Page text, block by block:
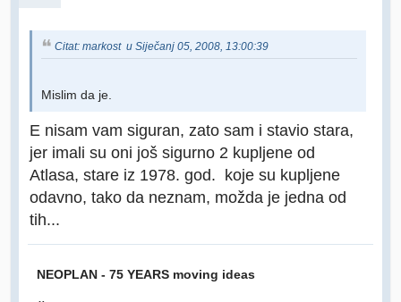
Citat: markost u Siječanj 05, 2008, 13:00:39
Mislim da je.
E nisam vam siguran, zato sam i stavio stara,
jer imali su oni još sigurno 2 kupljene od
Atlasa, stare iz 1978. god. koje su kupljene
odavno, tako da neznam, možda je jedna od
tih...
NEOPLAN - 75 YEARS moving ideas